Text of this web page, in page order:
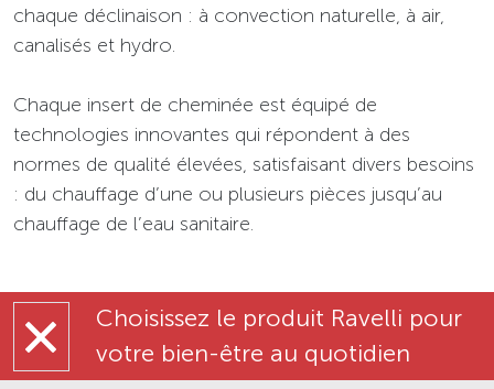
chaque déclinaison : à convection naturelle, à air,
canalisés et hydro.
Chaque insert de cheminée est équipé de
technologies innovantes qui répondent à des
normes de qualité élevées, satisfaisant divers besoins
: du chauffage d’une ou plusieurs pièces jusqu’au
chauffage de l’eau sanitaire.
Choisissez le produit Ravelli pour
votre bien-être au quotidien